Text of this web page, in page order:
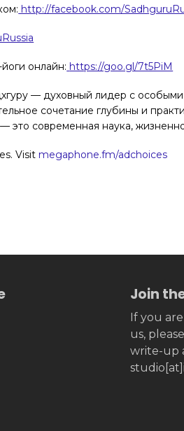
http://facebook.com/
онлайн: https://goo.gl/7t5PiM
— духовный лидер с особыми
сочетание глубины и
это современная наука,
Visit megaphone.fm/adchoices
Join
If you
us,
write-up